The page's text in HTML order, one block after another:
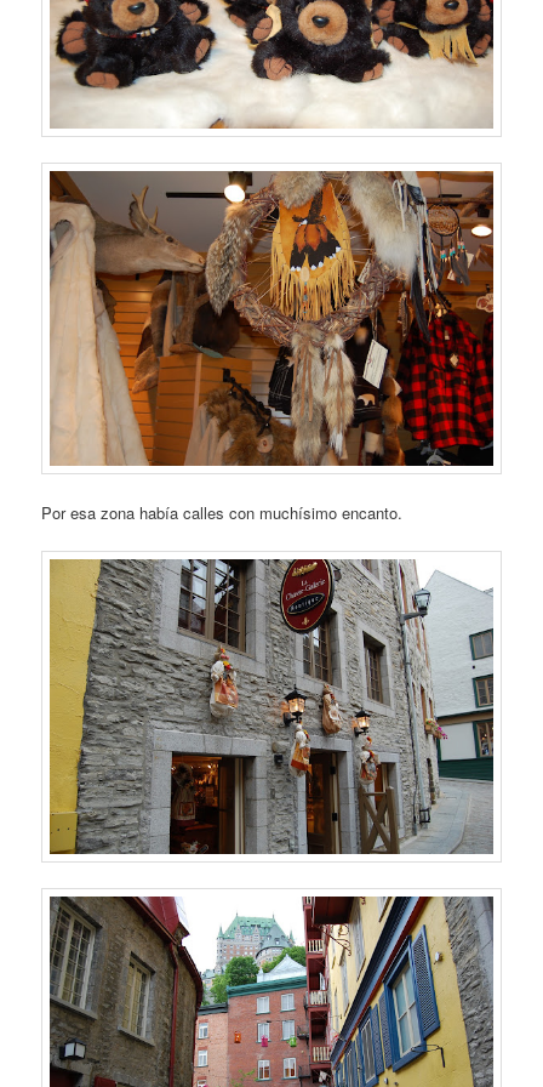
Por esa zona había calles con muchísimo encanto.